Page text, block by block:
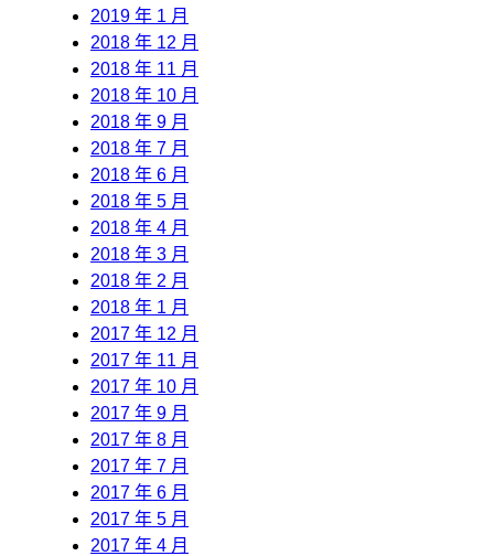
2019 年 1 月
2018 年 12 月
2018 年 11 月
2018 年 10 月
2018 年 9 月
2018 年 7 月
2018 年 6 月
2018 年 5 月
2018 年 4 月
2018 年 3 月
2018 年 2 月
2018 年 1 月
2017 年 12 月
2017 年 11 月
2017 年 10 月
2017 年 9 月
2017 年 8 月
2017 年 7 月
2017 年 6 月
2017 年 5 月
2017 年 4 月